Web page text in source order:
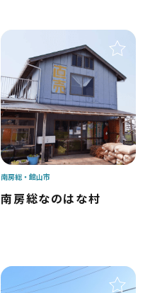
南房総なのはな村
南房総 館山市